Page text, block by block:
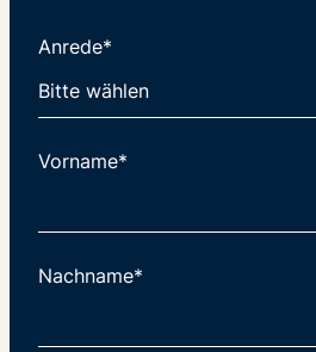
Anrede*
Vorname*
Nachname*